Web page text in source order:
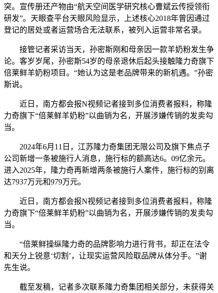
突。宣传册还产物由“航天空间医学研究核心曹斌云传授领衔
研发”。天眼查平台天眼风险显示，上述核心2018年曾因通过
登记的居处或者运营场合无法联系，被列入运营非常名录。
接管记者采访当天，孙密斯刚和母亲因一款羊奶粉发生争
论。客岁岁尾，孙密斯54岁的母亲退休后起头接触隆力奇旗下
倍莱鲜羊奶粉项目。“她认为这是老品牌带来的新机遇。”孙密
斯说。
近日，南方都会报N视频记者接到多位消费者报料，称隆
力奇旗下“倍莱鲜羊奶粉”以曲销为名，开展涉嫌传销的发卖勾
当。
2024年6月11日，江苏隆力奇集团无限公司及旗下焦点子
公司新增一条被施行人消息，施行标的额高达6。09亿余元。
进入2025年，隆力奇再新增两条被施行人案件，施行标的别离
达7937万元和979万元。
近日，南方都会报N视频记者接到多位消费者报料，称隆
力奇旗下“倍莱鲜羊奶粉”以曲销为名，开展涉嫌传销的发卖勾
当。
“倍莱鲜操纵隆力奇的品牌影响力进行背书，却正在法令
和天分上锐意‘切割’，让现实运营风险取品牌从体分手。”谢
先生说。
截至发稿，记者多次联系隆力奇集团相关部分，未获得关